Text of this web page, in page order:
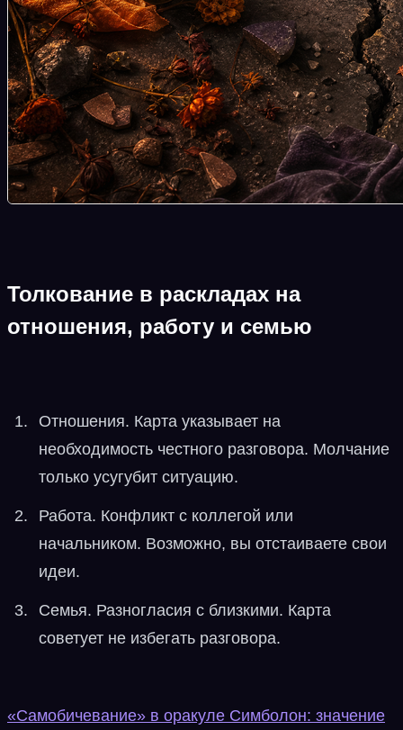
Толкование в раскладах на
отношения, работу и семью
Отношения. Карта указывает на
необходимость честного разговора. Молчание
только усугубит ситуацию.
Работа. Конфликт с коллегой или
начальником. Возможно, вы отстаиваете свои
идеи.
Семья. Разногласия с близкими. Карта
советует не избегать разговора.
«Самобичевание» в оракуле Симболон: значение